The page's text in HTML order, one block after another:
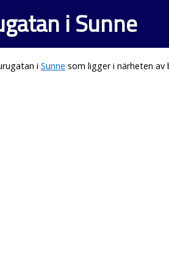
i Sunne
iSunne som ligger i närheten